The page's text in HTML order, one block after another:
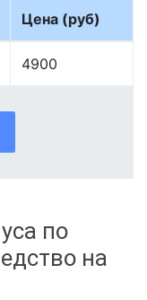
Цена (руб)
4900
по
на